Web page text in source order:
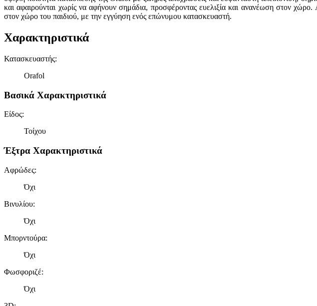
και αφαιρούνται χωρίς να αφήνουν σημάδια, προσφέροντας ευελιξία και ανανέωση στον
στον χώρο του παιδιού, με την εγγύηση ενός επώνυμου κατασκευαστή.
Χαρακτηριστικά
Κατασκευαστής:
Orafol
Βασικά Χαρακτηριστικά
Είδος:
Τοίχου
Έξτρα Χαρακτηριστικά
Αφρώδες:
Όχι
Βινυλίου:
Όχι
Μπορντούρα:
Όχι
Φωσφοριζέ:
Όχι